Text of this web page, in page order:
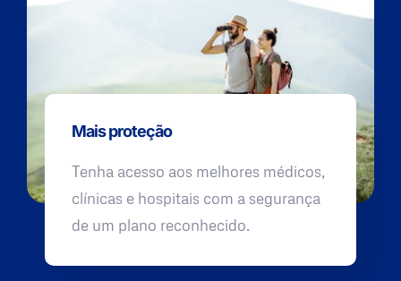
Mais proteção
Tenha acesso aos melhores médicos,
clínicas e hospitais com a segurança
de um plano reconhecido.